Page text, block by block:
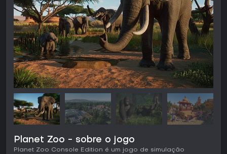
Planet Zoo - sobre o jogo
Planet Zoo Console Edition é um jogo de simulação